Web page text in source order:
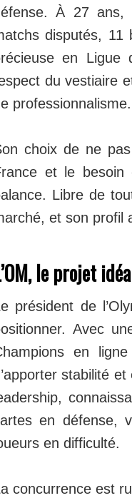
À 27 ans,
disputés, 11
en Ligue
du vestiaire
professionnalisme.
choix de ne
et le
Libre de
et son profil
le projet
président de
Avec
en
stabilité
en défense,
en difficulté.
concurrence est